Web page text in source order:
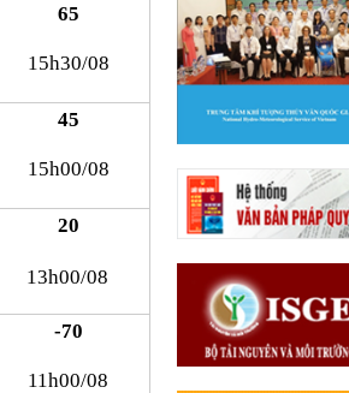
65
15h30/08
45
15h00/08
20
13h00/08
-70
11h00/08